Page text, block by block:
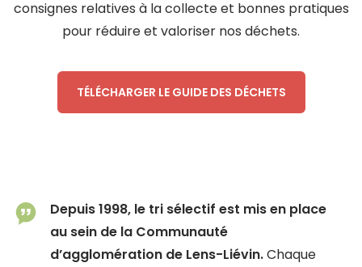
consignes relatives à la collecte et bonnes pratiques
pour réduire et valoriser nos déchets.
TÉLÉCHARGER LE GUIDE DES DÉCHETS
Depuis 1998, le tri sélectif est mis en place
au sein de la Communauté
d’agglomération de Lens-Liévin.Chaque